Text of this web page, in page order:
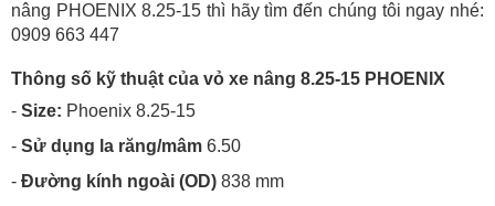
nâng PHOENIX 8.25-15 thì hãy tìm đến chúng tôi ngay nhé:
0909 663 447
Thông số kỹ thuật của vỏ xe nâng 8.25-15 PHOENIX
- Size: Phoenix 8.25-15
- Sử dụng la răng/mâm 6.50
- Đường kính ngoài (OD) 838 mm